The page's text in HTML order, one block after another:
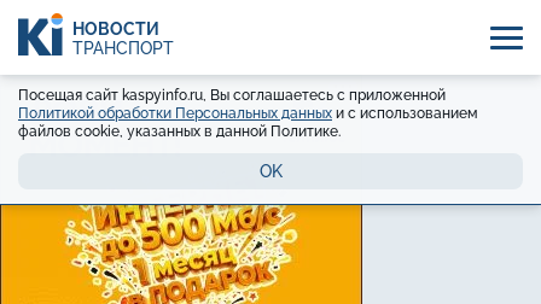
НОВОСТИ
ТРАНСПОРТ
Посещая сайт kaspyinfo.ru, Вы соглашаетесь с приложенной
Политикой обработки Персональных данных и с использованием
файлов cookie, указанных в данной Политике.
OK